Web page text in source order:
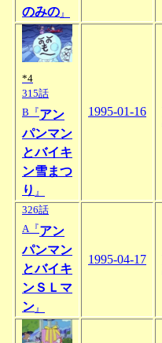
のみの 』
*4
315話
B『アン
パンマン
とバイキ
ン雪まつ
り 』
1995-01-16
326話
A『アン
パンマン
とバイキ
ンＳＬマ
ン 』
1995-04-17